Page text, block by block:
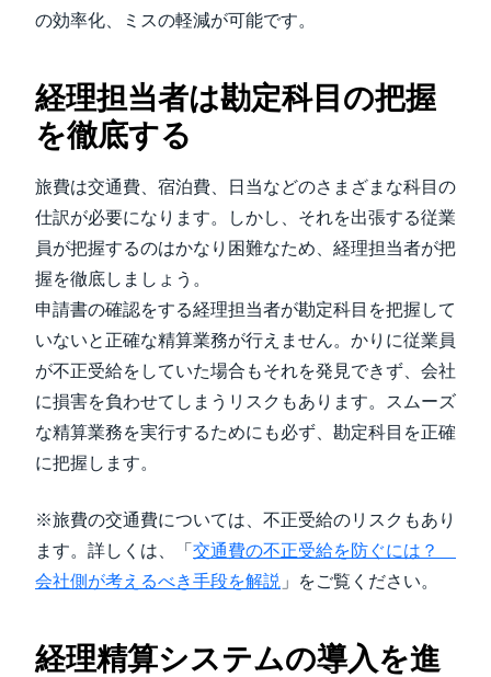
の効率化、ミスの軽減が可能です。
経理担当者は勘定科目の把握
を徹底する
旅費は交通費、宿泊費、日当などのさまざまな科目の
仕訳が必要になります。しかし、それを出張する従業
員が把握するのはかなり困難なため、経理担当者が把
握を徹底しましょう。
申請書の確認をする経理担当者が勘定科目を把握して
いないと正確な精算業務が行えません。かりに従業員
が不正受給をしていた場合もそれを発見できず、会社
に損害を負わせてしまうリスクもあります。スムーズ
な精算業務を実行するためにも必ず、勘定科目を正確
に把握します。
※旅費の交通費については、不正受給のリスクもあり
ます。詳しくは、「 交通費の不正受給を防ぐには？
会社側が考えるべき手段を解説 」をご覧ください。
経理精算システムの導入を進